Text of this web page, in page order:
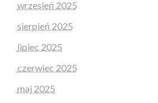
wrzesień 2025
sierpień 2025
lipiec 2025
czerwiec 2025
maj 2025